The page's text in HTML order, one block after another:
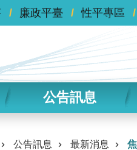
廉政平臺 性平專區
公告訊息
公告訊息 最新消息